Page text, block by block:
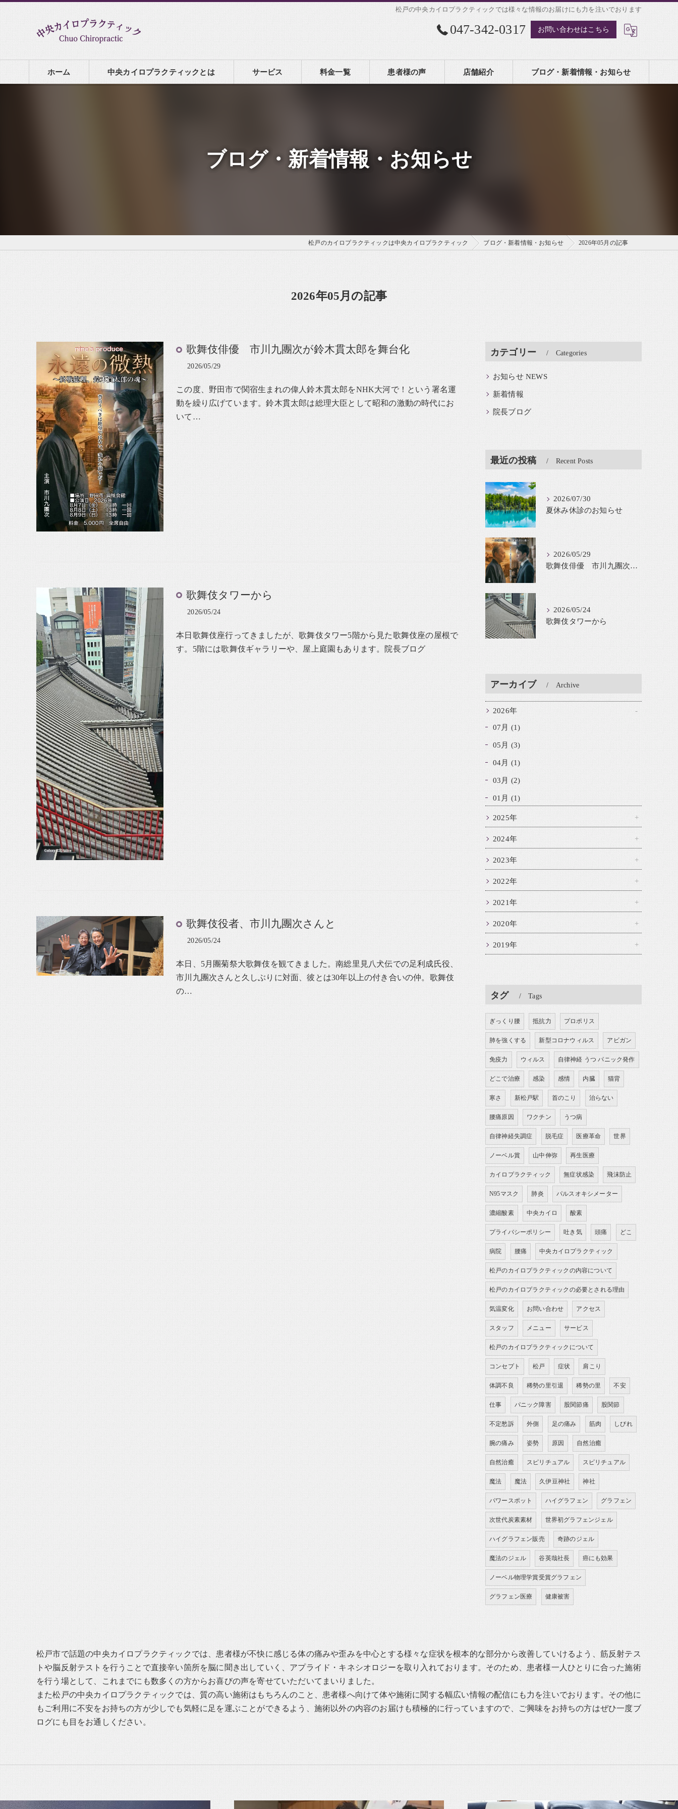
松戸の中央カイロプラクティックでは様々な情報のお届けにも力を注いでおります
047-342-0317 お問い合わせはこちら
ホーム 中央カイロプラクティックとは サービス 料金一覧 患者様の声 店舗紹介 ブログ・新着情報・お知らせ
ブログ・新着情報・お知らせ
松戸のカイロプラクティックは中央カイロプラクティック ブログ・新着情報・お知らせ 2026年05月の記事
2026年05月の記事
歌舞伎俳優 市川九團次が鈴木貫太郎を舞台化
2026/05/29
この度、野田市で関宿生まれの偉人鈴木貫太郎をNHK大河で！という署名運
動を繰り広げています。鈴木貫太郎は総理大臣として昭和の激動の時代にお
いて…
歌舞伎タワーから
2026/05/24
本日歌舞伎座行ってきましたが、歌舞伎タワー5階から見た歌舞伎座の屋根で
す。5階には歌舞伎ギャラリーや、屋上庭園もあります。院長ブログ
歌舞伎役者、市川九團次さんと
2026/05/24
本日、5月團菊祭大歌舞伎を観てきました。南総里見八犬伝での足利成氏役、
市川九團次さんと久しぶりに対面、彼とは30年以上の付き合いの仲。歌舞伎
の…
カテゴリー Categories
お知らせ NEWS
新着情報
院長ブログ
最近の投稿 Recent Posts
2026/07/30
夏休み休診のお知らせ
2026/05/29
歌舞伎俳優 市川九團次が鈴木貫太郎を舞台化
2026/05/24
歌舞伎タワーから
アーカイブ Archive
2026年
07月 (1)
05月 (3)
04月 (1)
03月 (2)
01月 (1)
2025年
2024年
2023年
2022年
2021年
2020年
2019年
タグ Tags
ぎっくり腰 抵抗力 プロポリス
肺を強くする 新型コロナウィルス アビガン
免疫力 ウィルス 自律神経 うつ パニック発作
どこで治療 感染 感情 内臓 猫背
寒さ 新松戸駅 首のこり 治らない
腰痛原因 ワクチン うつ病
自律神経失調症 脱毛症 医療革命 世界
ノーベル賞 山中伸弥 再生医療
カイロプラクティック 無症状感染 飛沫防止
N95マスク 肺炎 パルスオキシメーター
濃縮酸素 中央カイロ 酸素
プライバシーポリシー 吐き気 頭痛 どこ
病院 腰痛 中央カイロプラクティック
松戸のカイロプラクティックの内容について
松戸のカイロプラクティックの必要とされる理由
気温変化 お問い合わせ アクセス
スタッフ メニュー サービス
松戸のカイロプラクティックについて
コンセプト 松戸 症状 肩こり
体調不良 稀勢の里引退 稀勢の里 不安
仕事 パニック障害 股関節痛 股関節
不定愁訴 外側 足の痛み 筋肉 しびれ
腕の痛み 姿勢 原因 自然治癒
自然治癒 スピリチュアル スピリチュアル
魔法 魔法 久伊豆神社 神社
パワースポット ハイグラフェン グラフェン
次世代炭素素材 世界初グラフェンジェル
ハイグラフェン販売 奇跡のジェル
魔法のジェル 谷英哉社長 癌にも効果
ノーベル物理学賞受賞グラフェン
グラフェン医療 健康被害
松戸市で話題の中央カイロプラクティックでは、患者様が不快に感じる体の痛みや歪みを中心とする様々な症状を根本的な部分から改善していけるよう、筋反射テス
トや脳反射テストを行うことで直接辛い箇所を脳に聞き出していく、アプライド・キネシオロジーを取り入れております。そのため、患者様一人ひとりに合った施術
を行う場として、これまでにも数多くの方からお喜びの声を寄せていただいてまいりました。
また松戸の中央カイロプラクティックでは、質の高い施術はもちろんのこと、患者様へ向けて体や施術に関する幅広い情報の配信にも力を注いでおります。その他に
もご利用に不安をお持ちの方が少しでも気軽に足を運ぶことができるよう、施術以外の内容のお届けも積極的に行っていますので、ご興味をお持ちの方はぜひ一度ブ
ログにも目をお通しください。